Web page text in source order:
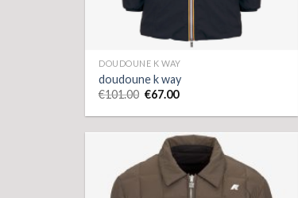
DOUDOUNE K WAY
doudoune k way
€101.00 €67.00